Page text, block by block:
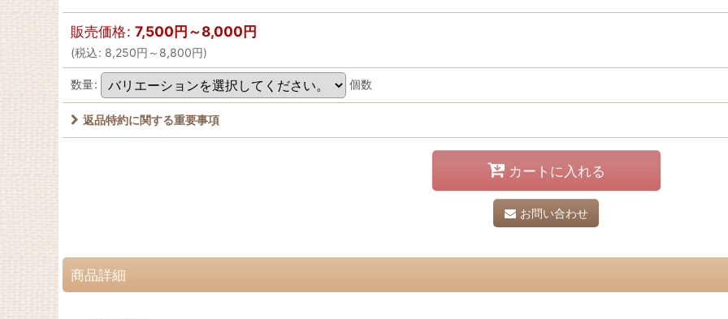
販売価格: 7,500円～8,000円
(税込: 8,250円 ～8,800円)
数量: 個数
返品特約に関する重要事項
カートに入れる
お問い合わせ
商品詳細